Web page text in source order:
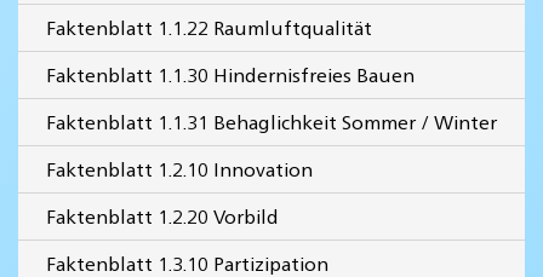
Faktenblatt 1.1.22 Raumluftqualität
Faktenblatt 1.1.30 Hindernisfreies Bauen
Faktenblatt 1.1.31 Behaglichkeit Sommer / Winter
Faktenblatt 1.2.10 Innovation
Faktenblatt 1.2.20 Vorbild
Faktenblatt 1.3.10 Partizipation